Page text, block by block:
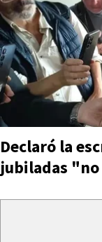
Declaró la
jubiladas